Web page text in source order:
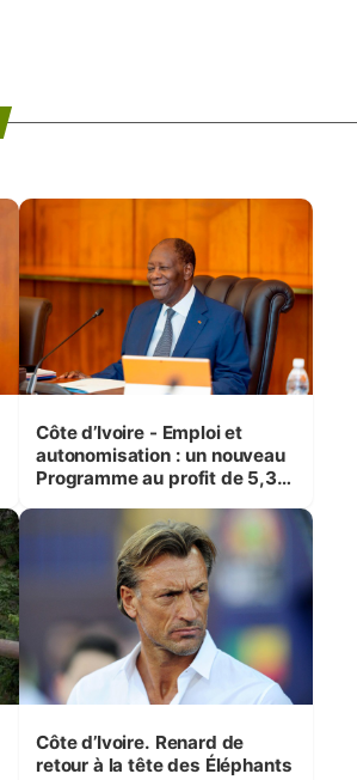
Côte d’Ivoire - Emploi et
autonomisation : un nouveau
Programme au profit de 5,3
Côte d’Ivoire. Renard de
retour à la tête des Éléphants